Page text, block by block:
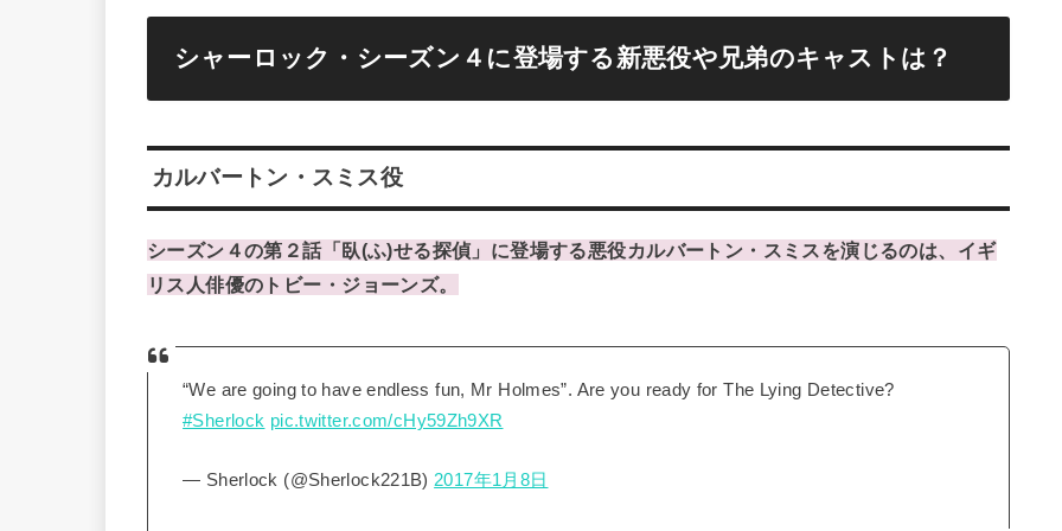
シャーロック・シーズン４に登場する新悪役や兄弟のキャストは？
カルバートン・スミス役
シーズン４の第２話「臥(ふ)せる探偵」に登場する悪役カルバートン・スミスを演じるのは、イギ
リス人俳優のトビー・ジョーンズ。
“We are going to have endless fun, Mr Holmes”. Are you ready for The Lying Detective?
#Sherlock pic.twitter.com/cHy59Zh9XR
— Sherlock (@Sherlock221B) 2017年1月8日